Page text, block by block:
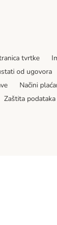
tvrtke
od ugovora
Načini
Zaštita podataka